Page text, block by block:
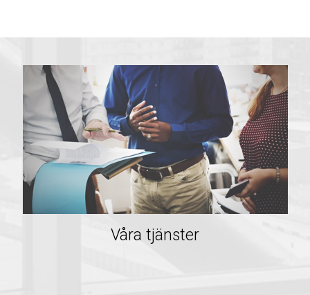
Våra tjänster